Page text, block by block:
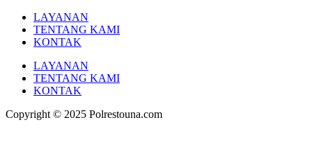
LAYANAN
TENTANG KAMI
KONTAK
LAYANAN
TENTANG KAMI
KONTAK
Copyright © 2025 Polrestouna.com